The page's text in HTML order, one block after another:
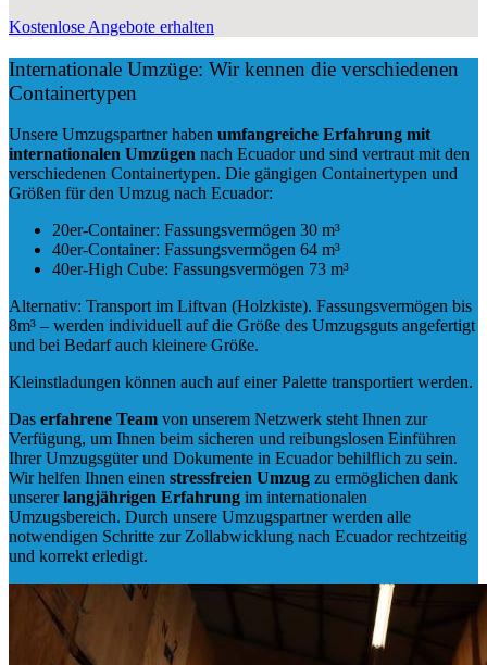
Kostenlose Angebote erhalten
Internationale Umzüge: Wir kennen die verschiedenen
Containertypen
Unsere Umzugspartner haben umfangreiche Erfahrung mit
internationalen Umzügen nach Ecuador und sind vertraut mit den
verschiedenen Containertypen. Die gängigen Containertypen und
Größen für den Umzug nach Ecuador:
20er-Container: Fassungsvermögen 30 m³
40er-Container: Fassungsvermögen 64 m³
40er-High Cube: Fassungsvermögen 73 m³
Alternativ: Transport im Liftvan (Holzkiste). Fassungsvermögen bis
8m³ – werden individuell auf die Größe des Umzugsguts angefertigt
und bei Bedarf auch kleinere Größe.
Kleinstladungen können auch auf einer Palette transportiert werden.
Das erfahrene Team von unserem Netzwerk steht Ihnen zur
Verfügung, um Ihnen beim sicheren und reibungslosen Einführen
Ihrer Umzugsgüter und Dokumente in Ecuador behilflich zu sein.
Wir helfen Ihnen einen stressfreien Umzug zu ermöglichen dank
unsererlangjährigen Erfahrung im internationalen
Umzugsbereich. Durch unsere Umzugspartner werden alle
notwendigen Schritte zur Zollabwicklung nach Ecuador rechtzeitig
und korrekt erledigt.